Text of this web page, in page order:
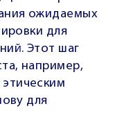
ожидаемых
для
Этот шаг
например,
для